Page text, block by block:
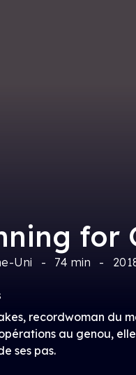
for
Uni 74 min
recordwoman du
au genou,
ses pas.